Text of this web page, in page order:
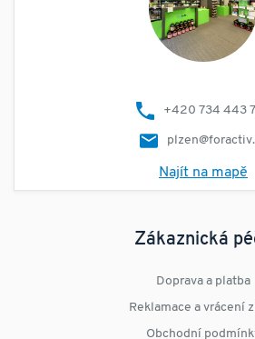
+420 734 443
Najít na mapě
Zákaznická
Doprava a platba
Reklamace a vrácení
Obchodní